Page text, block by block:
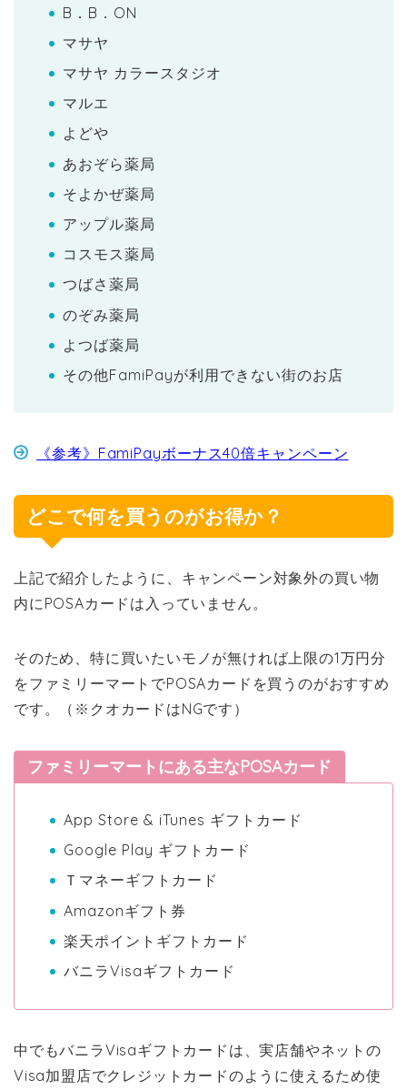
B．B．ON
マサヤ
マサヤ カラースタジオ
マルエ
よどや
あおぞら薬局
そよかぜ薬局
アップル薬局
コスモス薬局
つばさ薬局
のぞみ薬局
よつば薬局
その他FamiPayが利用できない街のお店
《参考》FamiPayボーナス40倍キャンペーン
どこで何を買うのがお得か？
上記で紹介したように、キャンペーン対象外の買い物
内にPOSAカードは入っていません。
そのため、特に買いたいモノが無ければ上限の1万円分
をファミリーマートでPOSAカードを買うのがおすすめ
です。（※クオカードはNGです）
ファミリーマートにある主なPOSAカード
App Store & iTunes ギフトカード
Google Play ギフトカード
Ｔマネーギフトカード
Amazonギフト券
楽天ポイントギフトカード
バニラVisaギフトカード
中でもバニラVisaギフトカードは、実店舗やネットの
Visa加盟店でクレジットカードのように使えるため使